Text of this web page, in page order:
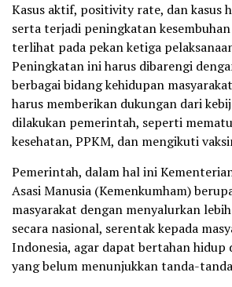
Kasus aktif, positivity rate, dan kasus
serta terjadi peningkatan
terlihat pada pekan ketiga
Peningkatan ini harus dibarengi
berbagai bidang kehidupan
harus memberikan dukungan dari
dilakukan pemerintah, seperti
kesehatan, PPKM, dan mengikuti
Pemerintah, dalam hal ini
Asasi Manusia (Kemenkumham)
masyarakat dengan menyalurkan
secara nasional, serentak kepada
Indonesia, agar dapat bertahan hidup
yang belum menunjukkan tanda-